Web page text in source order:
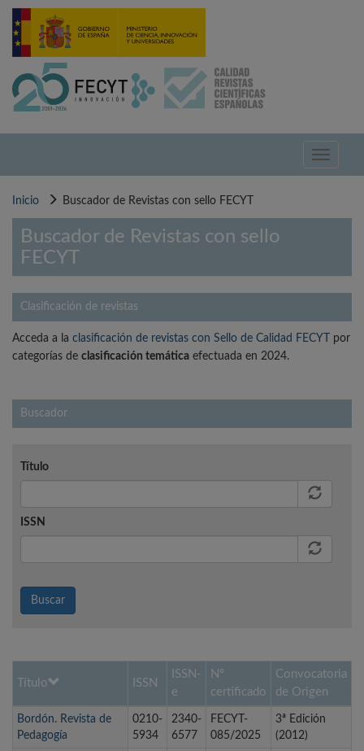
Pasar
contenido
Toggle
Inicio Buscador de Revistas con sello FECYT
Buscador de Revistas con sello
FECYT
Clasificación de revistas
Acceda a la clasificación de revistas con Sello de Calidad FECYT
por
categorías de clasificación temática efectuada en 2024.
Buscador
Título
ISSN
Buscar
Título ISSN
ISSN-
e
Nº
certificado
Convocatoria
de Origen
Bordón. Revista de
Pedagogía
0210-
5934
2340-
6577
FECYT-
085/2025
3ª Edición
(2012)